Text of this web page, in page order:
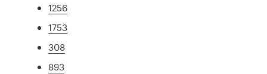
1256
1753
308
893